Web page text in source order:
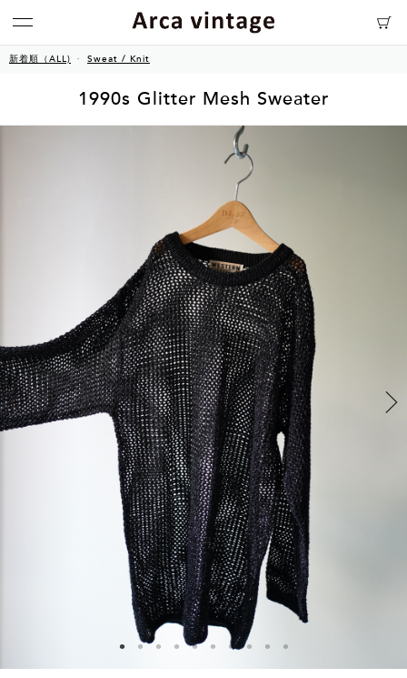
新着順（ALL) Sweat / Knit
1990s Glitter Mesh Sweater